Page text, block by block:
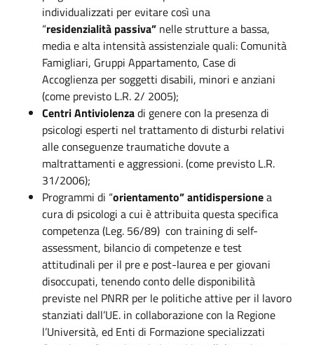
individualizzati per evitare così una
“residenzialità passiva” nelle strutture a bassa,
media e alta intensità assistenziale quali: Comunità
Famigliari, Gruppi Appartamento, Case di
Accoglienza per soggetti disabili, minori e anziani
(come previsto L.R. 2/ 2005);
Centri Antiviolenzadi genere con la presenza di
psicologi esperti nel trattamento di disturbi relativi
alle conseguenze traumatiche dovute a
maltrattamenti e aggressioni. (come previsto L.R.
31/2006);
Programmi di “orientamento” antidispersionea
cura di psicologi a cui è attribuita questa specifica
competenza (Leg. 56/89) con training di self-
assessment, bilancio di competenze e test
attitudinali per il pre e post-laurea e per giovani
disoccupati, tenendo conto delle disponibilità
previste nel PNRR per le politiche attive per il lavoro
stanziati dall’UE. in collaborazione con la Regione
l’Università, ed Enti di Formazione specializzati